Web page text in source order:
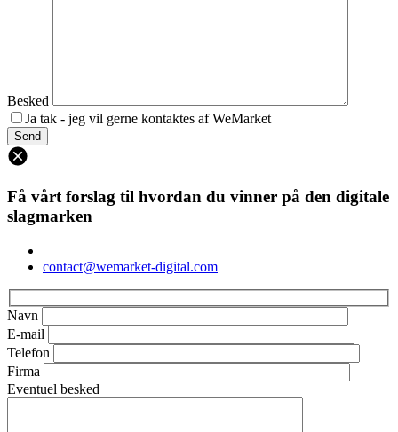
Besked
Ja tak - jeg vil gerne kontaktes af WeMarket
Få vårt forslag til hvordan du vinner på den digitale
slagmarken
contact@wemarket-digital.com
Navn
E-mail
Telefon
Firma
Eventuel besked